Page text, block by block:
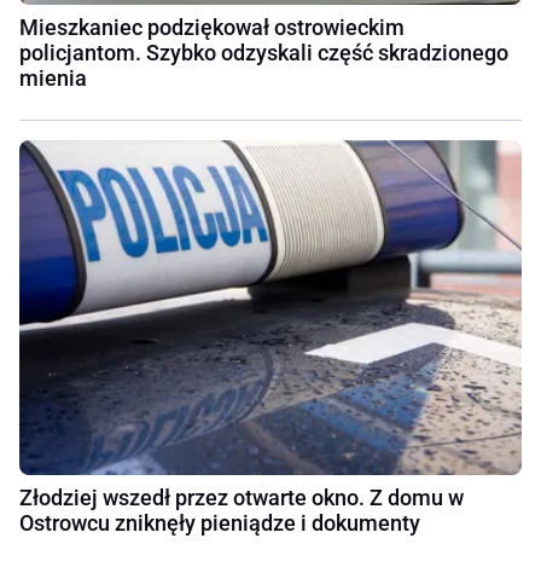
Mieszkaniec podziękował ostrowieckim
policjantom. Szybko odzyskali część skradzionego
mienia
Złodziej wszedł przez otwarte okno. Z domu w
Ostrowcu zniknęły pieniądze i dokumenty